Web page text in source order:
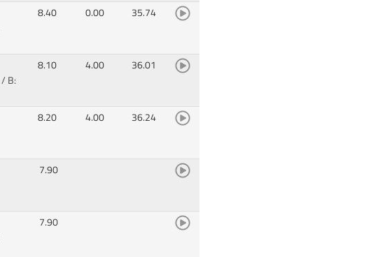
8.40 0.00 35.74
/ B:
8.10 4.00 36.01
8.20 4.00 36.24
7.90
7.90